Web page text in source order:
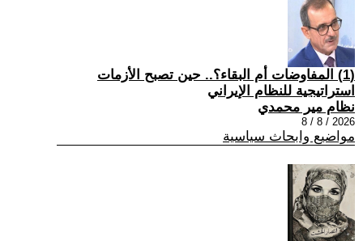
(1) المفاوضات أم البقاء؟.. حين تصبح الأزمات
استراتيجية للنظام الإيراني
نظام مير محمدي
2026 / 8 / 8
مواضيع وابحاث سياسية